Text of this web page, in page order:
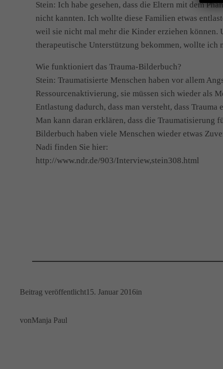
Stein: Ich habe gesehen, dass die Eltern mit dem
nicht kannten. Ich wollte diese Familien etwas
weil sie nicht mal mehr die Kinder erziehen können.
therapeutische Unterstützung bekommen, wollte ich
Wie funktioniert das Trauma-Bilderbuch?
Stein: Traumatisierte Menschen haben vor allem
Ressourcenaktivierung, sie müssen sich wieder als
Entlastung dadurch, dass man versteht, dass
Man kann daran erklären, dass die Traumatisierung
Bilderbuch haben viele Menschen wieder etwas
Nadi finden Sie hier:
http://www.ndr.de/903/Interview,stein308.html
Beitrag veröffentlicht15. Januar 2016in
vonManja Paul